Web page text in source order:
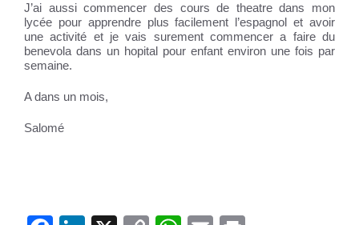
J’ai aussi commencer des cours de theatre dans mon
lycée pour apprendre plus facilement l’espagnol et avoir
une activité et je vais surement commencer a faire du
benevola dans un hopital pour enfant environ une fois par
semaine.
A dans un mois,
Salomé